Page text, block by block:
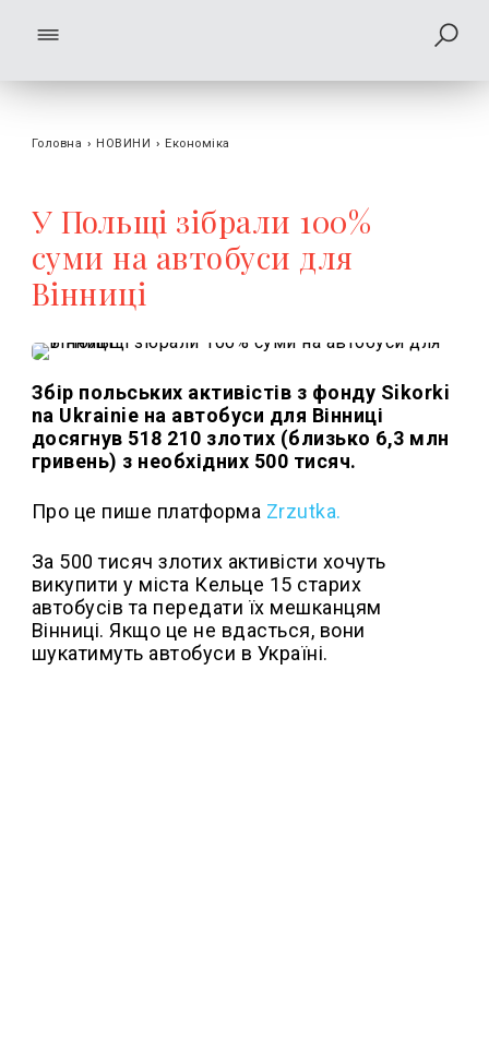
Головна › НОВИНИ › Економіка
У Польщі зібрали 100%
суми на автобуси для
Вінниці
Збір польських активістів з фонду Sikorki
na Ukrainie на автобуси для Вінниці
досягнув 518 210 злотих (близько 6,3 млн
гривень) з необхідних 500 тисяч.
Про це пише платформа Zrzutka.
За 500 тисяч злотих активісти хочуть
викупити у міста Кельце 15 старих
автобусів та передати їх мешканцям
Вінниці. Якщо це не вдасться, вони
шукатимуть автобуси в Україні.